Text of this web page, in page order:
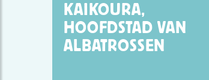
KAIKOURA,
HOOFDSTAD VAN
ALBATROSSEN